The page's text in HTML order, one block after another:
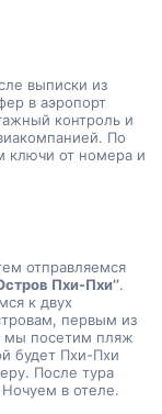
выписки из
в аэропорт
контроль и
По
ключи от номера и
отправляемся
Пхи-Пхи’’.
к двух
первым из
мы посетим пляж
будет Пхи-Пхи
После тура
в отеле.